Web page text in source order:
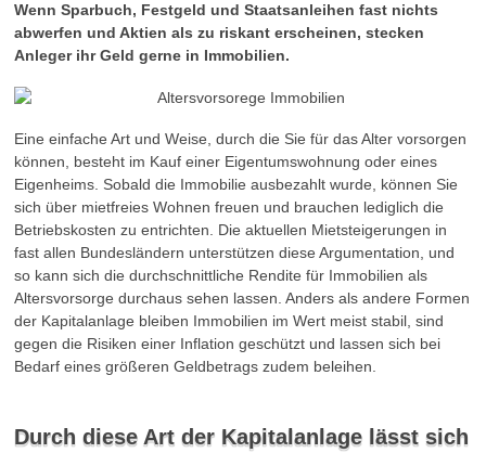
Wenn Sparbuch, Festgeld und Staatsanleihen fast nichts
abwerfen und Aktien als zu riskant erscheinen, stecken
Anleger ihr Geld gerne in Immobilien.
Eine einfache Art und Weise, durch die Sie für das Alter vorsorgen
können, besteht im Kauf einer Eigentumswohnung oder eines
Eigenheims. Sobald die Immobilie ausbezahlt wurde, können Sie
sich über mietfreies Wohnen freuen und brauchen lediglich die
Betriebskosten zu entrichten. Die aktuellen Mietsteigerungen in
fast allen Bundesländern unterstützen diese Argumentation, und
so kann sich die durchschnittliche Rendite für Immobilien als
Altersvorsorge durchaus sehen lassen. Anders als andere Formen
der Kapitalanlage bleiben Immobilien im Wert meist stabil, sind
gegen die Risiken einer Inflation geschützt und lassen sich bei
Bedarf eines größeren Geldbetrags zudem beleihen.
Durch diese Art der Kapitalanlage lässt sich